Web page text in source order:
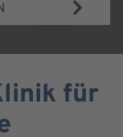
für